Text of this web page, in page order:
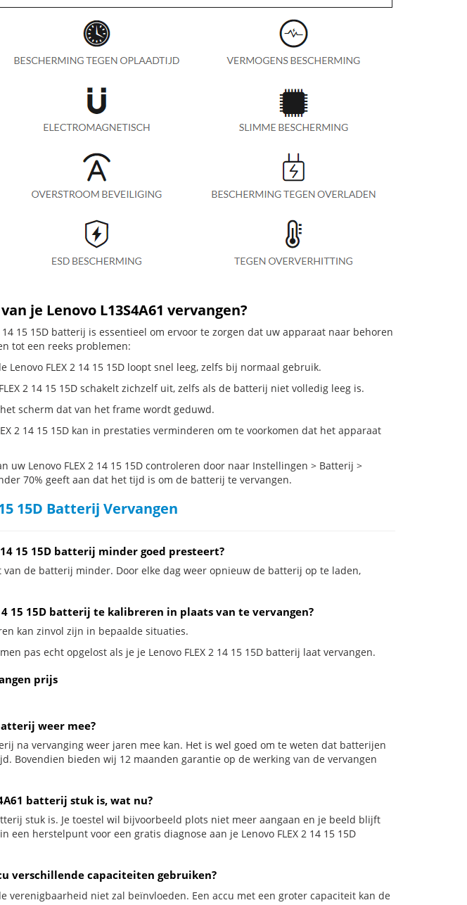
je Lenovo L13S4A61 vervangen?
14 15 15D batterij is essentieel om ervoor te zorgen dat uw apparaat naar behoren
tot een reeks problemen:
FLEX 2 14 15 15D loopt snel leeg, zelfs bij normaal gebruik.
2 14 15 15D schakelt zichzelf uit, zelfs als de batterij niet volledig leeg is.
scherm dat van het frame wordt geduwd.
2 14 15 15D kan in prestaties verminderen om te voorkomen dat het apparaat
uw Lenovo FLEX 2 14 15 15D controleren door naar Instellingen > Batterij >
70% geeft aan dat het tijd is om de batterij te vervangen.
15D Batterij Vervangen
15 15D batterij minder goed presteert?
de batterij minder. Door elke dag weer opnieuw de batterij op te laden,
15 15D batterij te kalibreren in plaats van te vervangen?
kan zinvol zijn in bepaalde situaties.
pas echt opgelost als je je Lenovo FLEX 2 14 15 15D batterij laat vervangen.
prijs
weer mee?
na vervanging weer jaren mee kan. Het is wel goed om te weten dat batterijen
Bovendien bieden wij 12 maanden garantie op de werking van de vervangen
batterij stuk is, wat nu?
stuk is. Je toestel wil bijvoorbeeld plots niet meer aangaan en je beeld blijft
een herstelpunt voor een gratis diagnose aan je Lenovo FLEX 2 14 15 15D
verschillende capaciteiten gebruiken?
verenigbaarheid niet zal beïnvloeden. Een accu met een groter capaciteit kan de